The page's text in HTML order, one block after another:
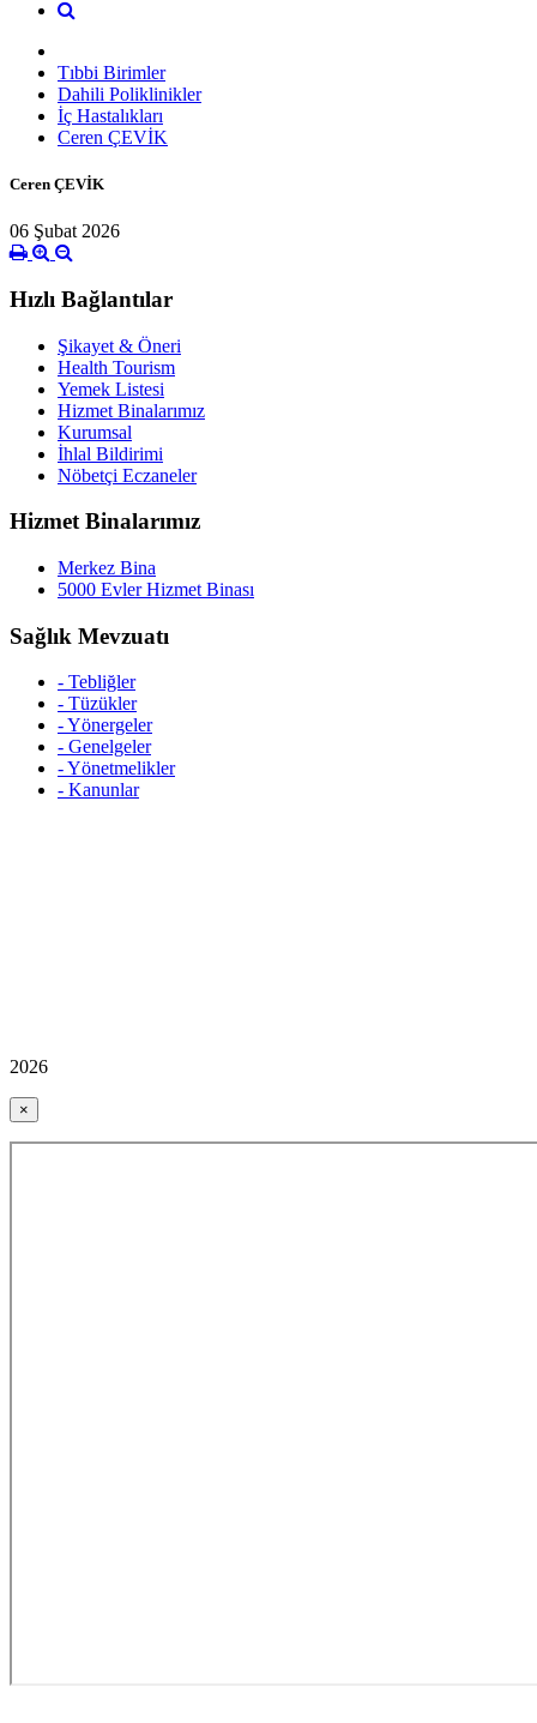
Tıbbi Birimler
Dahili Poliklinikler
İç Hastalıkları
Ceren ÇEVİK
Ceren ÇEVİK
06 Şubat 2026
Hızlı Bağlantılar
Şikayet & Öneri
Health Tourism
Yemek Listesi
Hizmet Binalarımız
Kurumsal
İhlal Bildirimi
Nöbetçi Eczaneler
Hizmet Binalarımız
Merkez Bina
5000 Evler Hizmet Binası
Sağlık Mevzuatı
- Tebliğler
- Tüzükler
- Yönergeler
- Genelgeler
- Yönetmelikler
- Kanunlar
2026
×